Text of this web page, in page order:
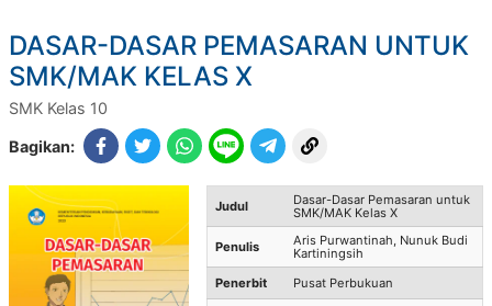
DASAR-DASAR PEMASARAN UNTUK
SMK/MAK KELAS X
SMK Kelas 10
Bagikan:
Judul
Dasar-Dasar Pemasaran untuk
SMK/MAK Kelas X
Penulis
Aris Purwantinah, Nunuk Budi
Kartiningsih
Penerbit
Pusat Perbukuan